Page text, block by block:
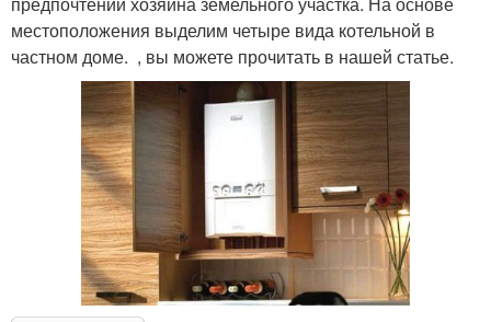
местоположения выделим четыре вида котельной в
частном доме. , вы можете прочитать в нашей статье.